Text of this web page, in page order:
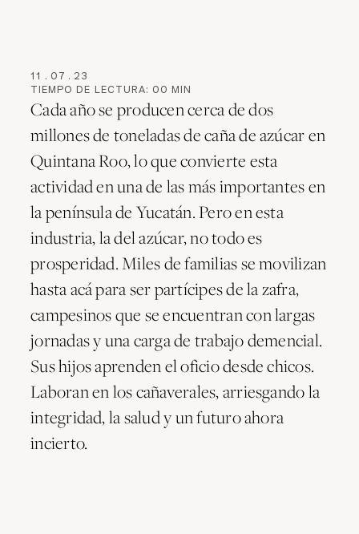
11 . 07 . 23
TIEMPO DE LECTURA: 00 MIN
Cada año se producen cerca de dos
millones de toneladas de caña de azúcar en
Quintana Roo, lo que convierte esta
actividad en una de las más importantes en
la península de Yucatán. Pero en esta
industria, la del azúcar, no todo es
prosperidad. Miles de familias se movilizan
hasta acá para ser partícipes de la zafra,
campesinos que se encuentran con largas
jornadas y una carga de trabajo demencial.
Sus hijos aprenden el oficio desde chicos.
Laboran en los cañaverales, arriesgando la
integridad, la salud y un futuro ahora
incierto.